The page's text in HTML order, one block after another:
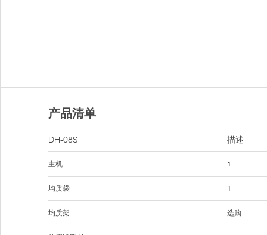
产品清单
DH-08S
主机
均质袋
均质架
描述
1
1
选购